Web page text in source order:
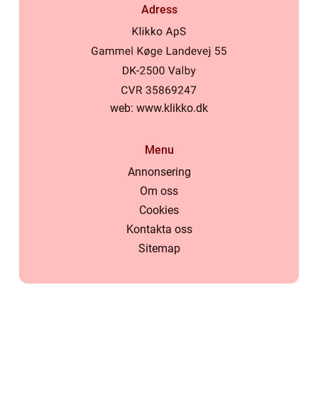
Adress
web: www.klikko.dk
Menu
Annonsering
Om oss
Cookies
Kontakta oss
Sitemap